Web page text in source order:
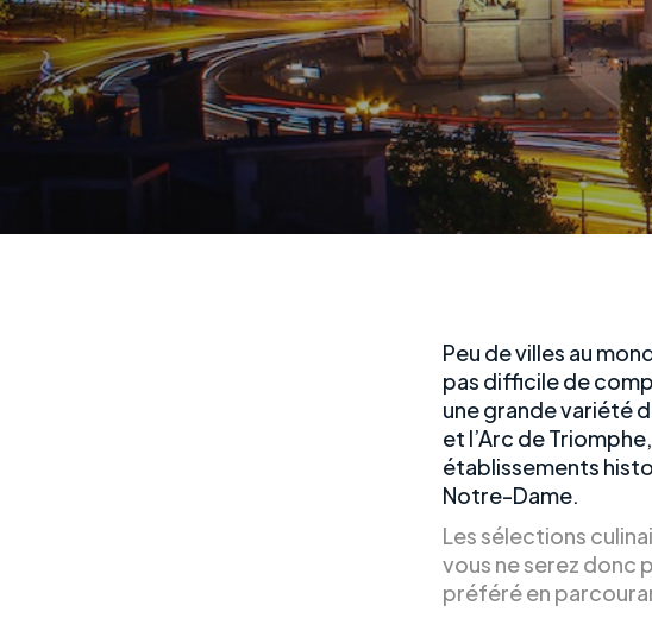
Peu de villes au
pas difficile de
une grande variété
et l’Arc de
établissements
Notre-Dame.
Les sélections
vous ne serez donc
préféré en